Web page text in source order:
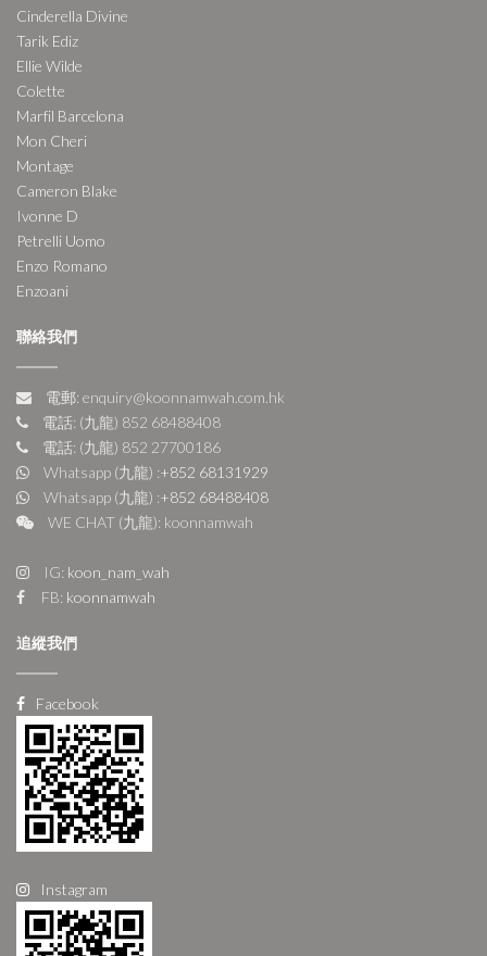
Cinderella Divine
Tarik Ediz
Ellie Wilde
Colette
Marfil Barcelona
Mon Cheri
Montage
Cameron Blake
Ivonne D
Petrelli Uomo
Enzo Romano
Enzoani
聯絡我們
電郵: enquiry@koonnamwah.com.hk
電話: (九龍) 852 68488408
電話: (九龍) 852 27700186
Whatsapp (九龍) :+852 68131929
Whatsapp (九龍) :+852 68488408
WE CHAT (九龍): koonnamwah
IG: koon_nam_wah
FB: koonnamwah
追縱我們
Facebook
Instagram